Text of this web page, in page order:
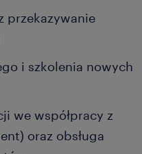
przekazywanie
i szkolenia nowych
we współpracy z
oraz obsługa